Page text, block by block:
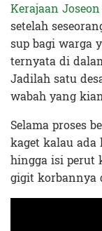
Kerajaan Joseon
setelah
sup bagi warga
ternyata di
Jadilah satu
wabah yang
Selama proses
kaget kalau ada
hingga isi perut
gigit korbannya